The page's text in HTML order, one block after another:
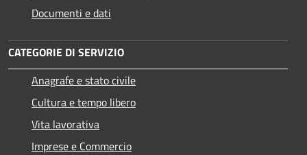
Documenti e dati
CATEGORIE DI SERVIZIO
Anagrafe e stato civile
Cultura e tempo libero
Vita lavorativa
Imprese e Commercio